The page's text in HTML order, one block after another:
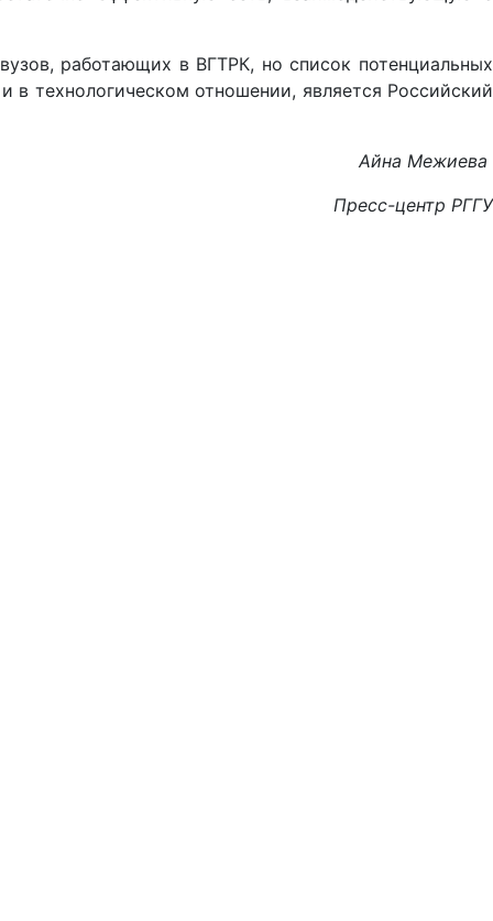
работающих в ВГТРК, но список потенциальных
технологическом отношении, является Российский
Айна Межиева
Пресс-центр РГГУ